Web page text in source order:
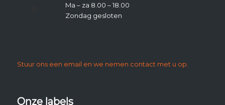
Ma – za 8.00 – 18.00
Zondag gesloten
Stuur ons een email en we nemen contact met u op.
Onze labels